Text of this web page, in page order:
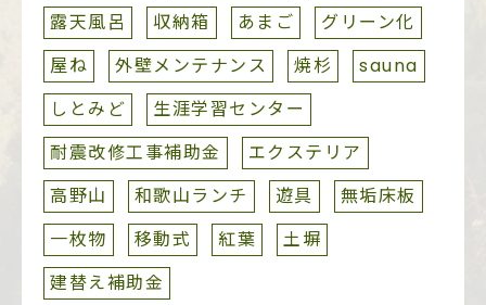
露天風呂
収納箱 あまご
グリーン化
屋ね
外壁メンテナンス 焼杉
sauna
しとみど
生涯学習センター
耐震改修工事補助金
エクステリア
高野山
和歌山ランチ 遊具
無垢床板
一枚物
移動式 紅葉
土塀
建替え補助金